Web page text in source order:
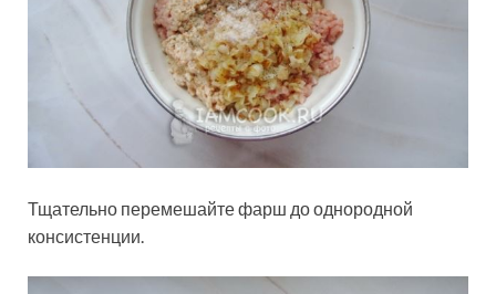
Тщательно перемешайте фарш до однородной
консистенции.